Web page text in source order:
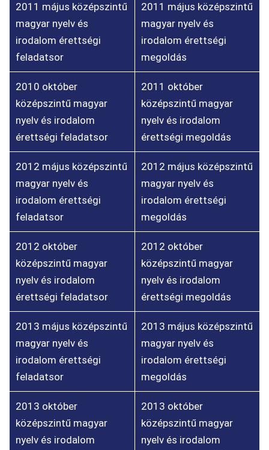
2011 május középszintű
magyar nyelv és
irodalom érettségi
feladatsor
2011 május középszintű
magyar nyelv és
irodalom érettségi
megoldás
2010 október
középszintű magyar
nyelv és irodalom
érettségi feladatsor
2011 október
középszintű magyar
nyelv és irodalom
érettségi megoldás
2012 május középszintű
magyar nyelv és
irodalom érettségi
feladatsor
2012 május középszintű
magyar nyelv és
irodalom érettségi
megoldás
2012 október
középszintű magyar
nyelv és irodalom
érettségi feladatsor
2012 október
középszintű magyar
nyelv és irodalom
érettségi megoldás
2013 május középszintű
magyar nyelv és
irodalom érettségi
feladatsor
2013 május középszintű
magyar nyelv és
irodalom érettségi
megoldás
2013 október
középszintű magyar
nyelv és irodalom
2013 október
középszintű magyar
nyelv és irodalom